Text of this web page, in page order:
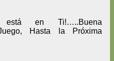
en Ti!…..Buena
Hasta la Próxima